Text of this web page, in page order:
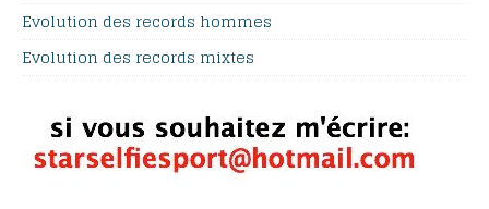
Evolution des records hommes
Evolution des records mixtes